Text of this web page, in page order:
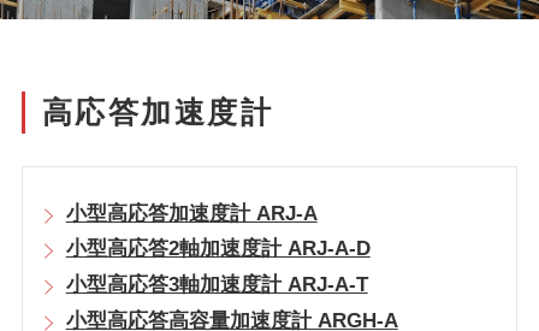
高応答加速度計
小型高応答加速度計 ARJ-A
小型高応答2軸加速度計 ARJ-A-D
小型高応答3軸加速度計 ARJ-A-T
小型高応答高容量加速度計 ARGH-A